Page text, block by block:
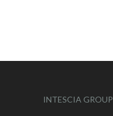
INTESCIA GROUP